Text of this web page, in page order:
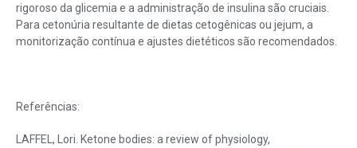
rigoroso da glicemia e a administração de insulina são cruciais.
Para cetonúria resultante de dietas cetogênicas ou jejum, a
monitorização contínua e ajustes dietéticos são recomendados.
Referências:
LAFFEL, Lori. Ketone bodies: a review of physiology,